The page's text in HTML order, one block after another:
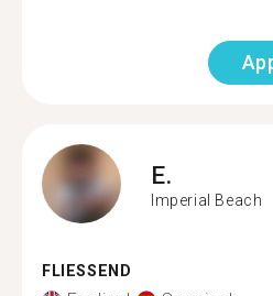
E.
Imperial Beach
FLIESSEND